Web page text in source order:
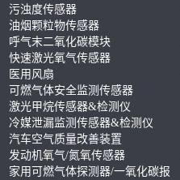
污浊度传感器
油烟颗粒物传感器
呼气末二氧化碳模块
快速激光氧气传感器
医用风扇
可燃气体安全监测传感器
激光甲烷传感器&检测仪
冷媒泄漏监测传感器&检测仪
汽车空气质量改善装置
发动机氧气/氮氧传感器
家用可燃气体探测器/一氧化碳报